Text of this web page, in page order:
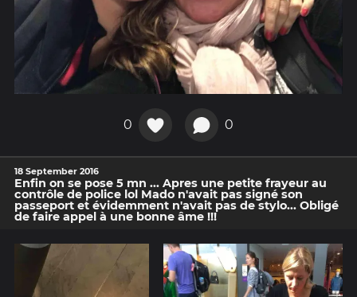
0 0
18 September 2016
Enfin on se pose 5 mn ... Apres une petite frayeur au
contrôle de police lol Mado n'avait pas signé son
passeport et évidemment n'avait pas de stylo... Obligé
de faire appel à une bonne âme !!!